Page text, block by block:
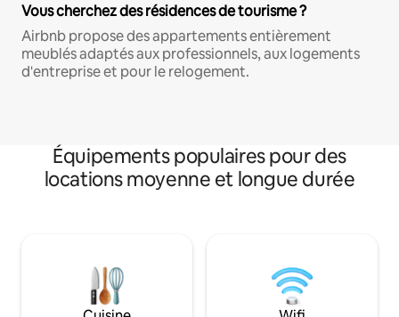
Vous cherchez des résidences de tourisme ?
Airbnb propose des appartements entièrement
meublés adaptés aux professionnels, aux logements
d'entreprise et pour le relogement.
Équipements populaires pour des
locations moyenne et longue durée